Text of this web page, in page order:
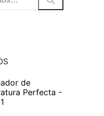
de
Perfecta -